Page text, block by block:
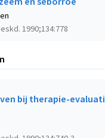
1990;134:778
bij therapie-